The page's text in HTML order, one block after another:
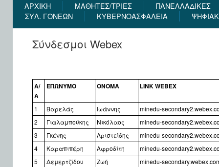
ΑΡΧΙΚΉ ΜΑΘΗΤΕΣ/ΤΡΙΕΣ
ΠΑΝΕΛΛΑΔΙΚΕΣ
ΣΎΛ. ΓΟΝΈΩΝ
ΚΥΒΕΡΝΟΑΣΦΑΛΕΙΑ
Σύνδεσμοι Webex
Α/
Α
ΕΠΩΝΥΜΟ ΟΝΟΜΑ LINK WEBEX
1 Βαρελάς Ιωάννης
minedu-
2
Γιαλαμπούκης Νικόλαος
minedu-
3
Γκένης Αριστείδης
minedu-
4
Καραπιπέρη Αφροδίτη
minedu-
5
Δεμερτζίδου Ζωή
minedu-